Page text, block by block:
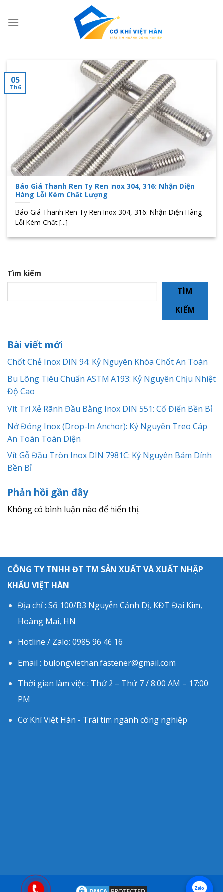
Báo Giá Thanh Ren Ty Ren Inox 304, 316: Nhận Diện
Hàng Lỗi Kém Chất Lượng
Báo Giá Thanh Ren Ty Ren Inox 304, 316: Nhận Diện Hàng
Lỗi Kém Chất [...]
05
Th6
Tìm kiếm
TÌM
KIẾM
Bài viết mới
Chốt Chẻ Inox DIN 94: Kỷ Nguyên Khóa Chốt An Toàn
Bu Lông Tiêu Chuẩn ASTM A193: Kỷ Nguyên Chịu Nhiệt
Độ Cao
Vít Trí Xẻ Rãnh Đầu Bằng Inox DIN 551: Cổ Điển Bền Bỉ
Nở Đóng Inox (Drop-In Anchor): Kỷ Nguyên Treo Cáp
An Toàn Toàn Diện
Vít Gỗ Đầu Tròn Inox DIN 7981C: Kỷ Nguyên Bám Dính
Bền Bỉ
Phản hồi gần đây
Không có bình luận nào để hiển thị.
CÔNG TY TNHH ĐT TM SẢN XUẤT VÀ XUẤT NHẬP
KHẨU VIỆT HÀN
Địa chỉ : Số 100/B3 Nguyễn Cảnh Dị, KĐT Đại Kim,
Hoàng Mai, HN
Hotline / Zalo: 0985 96 46 16
Email : bulongviethan.fastener@gmail.com
Thời gian làm việc : Thứ 2 – Thứ 7 / 8:00 AM – 17:00
PM
Cơ Khí Việt Hàn - Trái tim ngành công nghiệp
Zalo